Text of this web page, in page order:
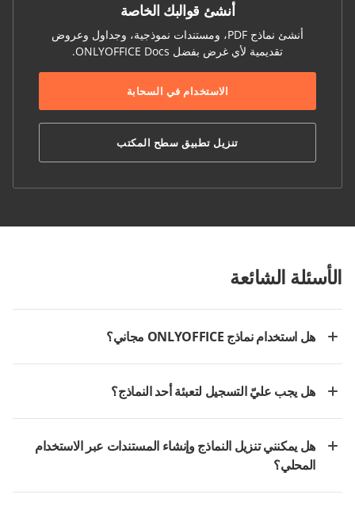
أنشئ قوالبك الخاصة
أنشئ نماذج PDF، ومستندات نموذجية، وجداول وعروض
تقديمية لأي غرض بفضل ONLYOFFICE Docs.
الاستخدام في السحابة
تنزيل تطبيق سطح المكتب
الأسئلة الشائعة
هل استخدام نماذج ONLYOFFICE مجاني؟
هل يجب عليّ التسجيل لتعبئة أحد النماذج؟
هل يمكنني تنزيل النماذج وإنشاء المستندات عبر الاستخدام
المحلي؟